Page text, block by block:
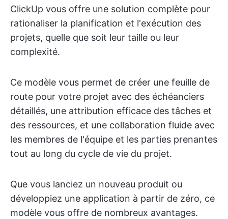
ClickUp vous offre une solution complète pour
rationaliser la planification et l'exécution des
projets, quelle que soit leur taille ou leur
complexité.
Ce modèle vous permet de créer une feuille de
route pour votre projet avec des échéanciers
détaillés, une attribution efficace des tâches et
des ressources, et une collaboration fluide avec
les membres de l'équipe et les parties prenantes
tout au long du cycle de vie du projet.
Que vous lanciez un nouveau produit ou
développiez une application à partir de zéro, ce
modèle vous offre de nombreux avantages.